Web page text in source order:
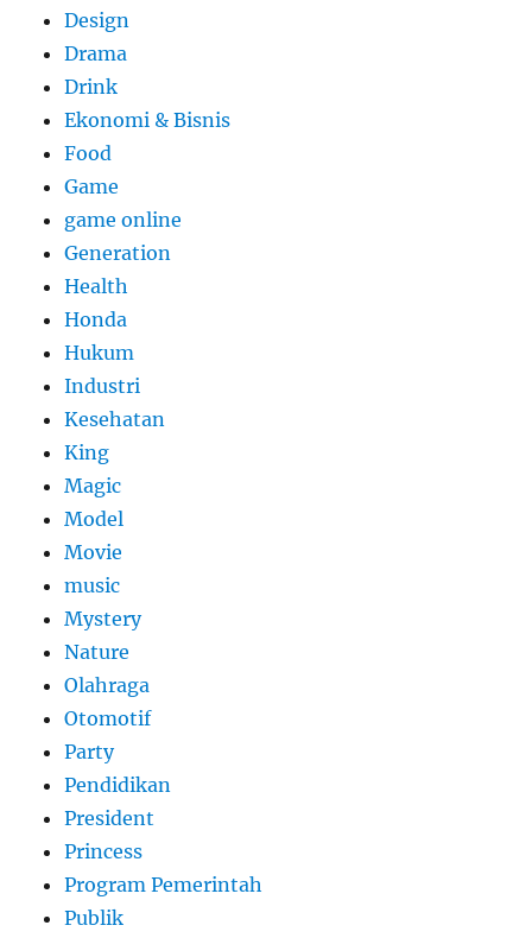
Design
Drama
Drink
Ekonomi & Bisnis
Food
Game
game online
Generation
Health
Honda
Hukum
Industri
Kesehatan
King
Magic
Model
Movie
music
Mystery
Nature
Olahraga
Otomotif
Party
Pendidikan
President
Princess
Program Pemerintah
Publik